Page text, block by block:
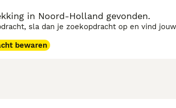
in Noord-Holland gevonden.
sla dan je zoekopdracht op en vind
bewaren